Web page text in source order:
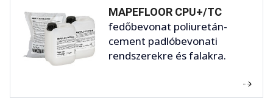
MAPEFLOOR CPU+/TC
fedőbevonat poliuretán-
cement padlóbevonati
rendszerekre és falakra.